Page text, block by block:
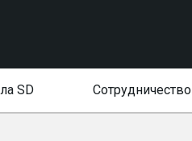
SD Сотрудничество